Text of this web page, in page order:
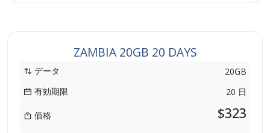
ZAMBIA 20GB 20 DAYS
データ
20GB
有効期限
20 日
価格 $323